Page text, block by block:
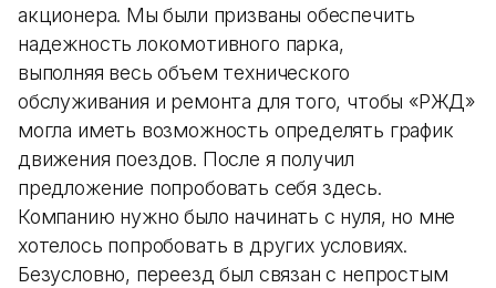
акционера. Мы были призваны обеспечить
надежность локомотивного парка,
выполняя весь объем технического
обслуживания и ремонта для того, чтобы «РЖД»
могла иметь возможность определять график
движения поездов. После я получил
предложение попробовать себя здесь.
Компанию нужно было начинать с нуля, но мне
хотелось попробовать в других условиях.
Безусловно, переезд был связан с непростым